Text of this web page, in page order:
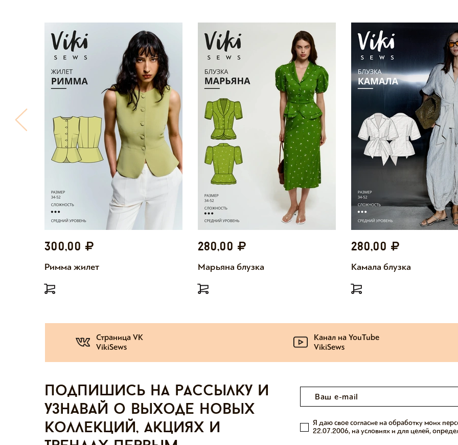
300,00
Римма жилет
280,00
Марьяна блузка
280,00
Камала блузка
Страница VK
VikiSews
Канал на YouTube
VikiSews
Подпишись на рассылку и
узнавай о выходе новых
коллекций, акциях и
Я даю свое согласие на обработку моих
22.07.2006, на условиях и для целей,